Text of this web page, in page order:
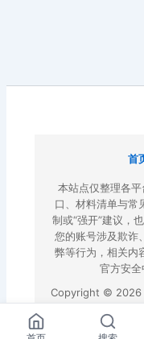
首
本站点仅整理各
口、材料清单与常
制或“强开”建议，
您的账号涉及欺诈
弊等行为，相关内
官方安全
Copyright © 2026